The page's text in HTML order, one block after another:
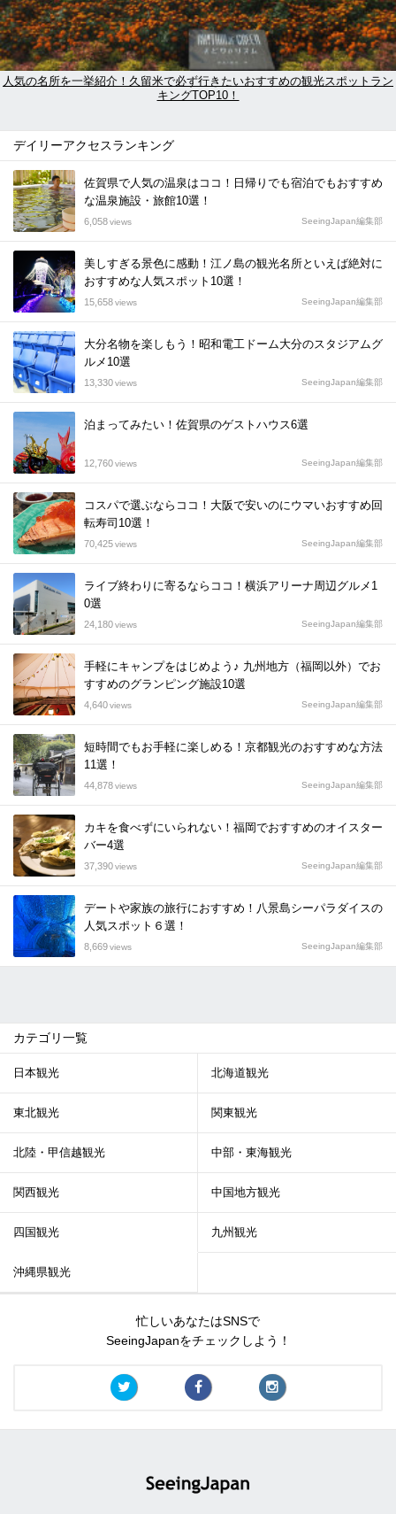
人気の名所を一挙紹介！久留米で必ず行きたいおすすめの観光スポットラン
キングTOP10！
デイリーアクセスランキング
佐賀県で人気の温泉はココ！日帰りでも宿泊でもおすすめ
な温泉施設・旅館10選！
6,058views SeeingJapan編集部
美しすぎる景色に感動！江ノ島の観光名所といえば絶対に
おすすめな人気スポット10選！
15,658views SeeingJapan編集部
大分名物を楽しもう！昭和電工ドーム大分のスタジアムグ
ルメ10選
13,330views SeeingJapan編集部
泊まってみたい！佐賀県のゲストハウス6選
12,760views SeeingJapan編集部
コスパで選ぶならココ！大阪で安いのにウマいおすすめ回
転寿司10選！
70,425views SeeingJapan編集部
ライブ終わりに寄るならココ！横浜アリーナ周辺グルメ1
0選
24,180views SeeingJapan編集部
手軽にキャンプをはじめよう♪ 九州地方（福岡以外）でお
すすめのグランピング施設10選
4,640views SeeingJapan編集部
短時間でもお手軽に楽しめる！京都観光のおすすめな方法
11選！
44,878views SeeingJapan編集部
カキを食べずにいられない！福岡でおすすめのオイスター
バー4選
37,390views SeeingJapan編集部
デートや家族の旅行におすすめ！八景島シーパラダイスの
人気スポット６選！
8,669views SeeingJapan編集部
カテゴリ一覧
日本観光 北海道観光
東北観光 関東観光
北陸・甲信越観光 中部・東海観光
関西観光 中国地方観光
四国観光 九州観光
沖縄県観光
忙しいあなたはSNSで
SeeingJapanをチェックしよう！